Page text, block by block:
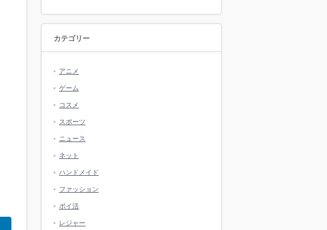
カテゴリー
アニメ
ゲーム
コスメ
スポーツ
ニュース
ネット
ハンドメイド
ファッション
ポイ活
レジャー